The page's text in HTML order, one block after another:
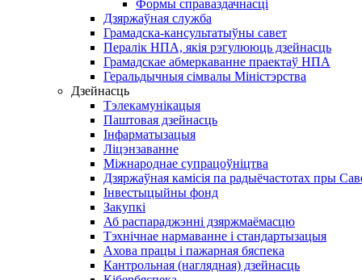
Формы справаздачнасці
Дзяржаўная служба
Грамадска-кансультатыўны савет
Пералік НПА, якія рэгулююць дзейнасць
Грамадскае абмеркаванне праектаў НПА
Геральдычныя сімвалы Міністэрства
Дзейнасць
Тэлекамунікацыя
Паштовая дзейнасць
Інфарматызацыя
Ліцэнзаванне
Міжнароднае супрацоўніцтва
Дзяржаўная камісія па радыёчастотах пры
Інвестыцыйны фонд
Закупкі
Аб распараджэнні дзяржмаёмасцю
Тэхнічнае нармаванне і стандартызацыя
Ахова працы і пажарная бяспека
Кантрольная (наглядная) дзейнасць